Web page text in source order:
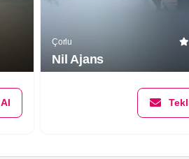
Çorlu
Nil Ajans